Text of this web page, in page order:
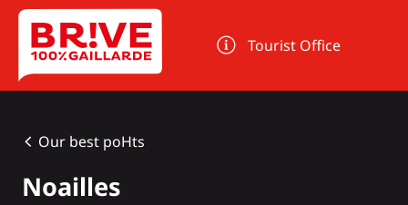
Cookies management panel
Tourist Office
Our best poHts
Noailles